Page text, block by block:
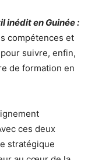
inédit en Guinée :
compétences et
suivre, enfin,
de formation en
ces deux
stratégique